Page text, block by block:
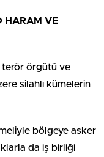
HARAM VE
terör örgütü ve
silahlı kümelerin
bölgeye asker
da iş birliği